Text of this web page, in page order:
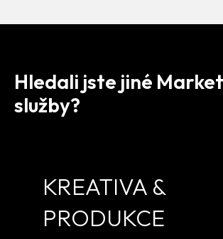
Hledali jste jiné
služby?
KREATIVA &
PRODUKCE